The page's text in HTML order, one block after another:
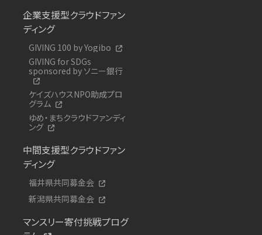
企業支援型クラウドファン
ディング
GIVING 100 by Yogibo
GIVING for SDGs
sponsored by ソニー銀行
ケイズハウスNPO助成プロ
グラム
ゆめ・まちクラウドファンディ
ング
中間支援型クラウドファン
ディング
福井県共同募金会
新潟県共同募金会
マンスリー寄付挑戦プログ